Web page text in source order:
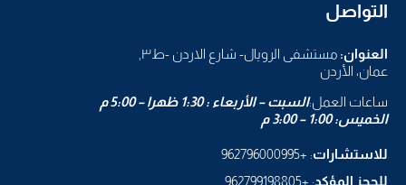
التواصل
العنوان: مستشفى الرويال- شارع الاردن -ط٣,
عمان، الأردن
ساعات العمل:السبت – الأربعاء : 1:30 ظهرا – 5:00 م
الخميس: 1:00 – 3:00 م
للاستشارات: +962796000995
للحجز المؤكد: +962799198805